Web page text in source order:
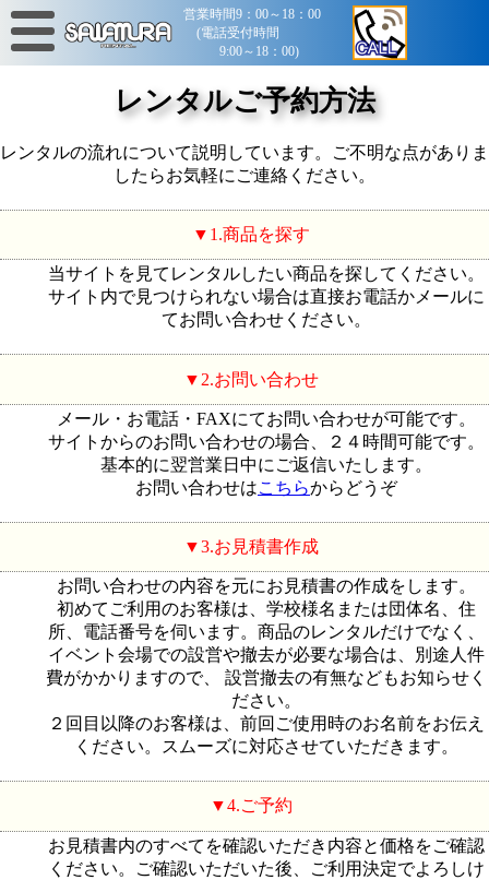
営業時間9：00～18：00
(電話受付時間
9:00～18：00)
レンタルご予約方法
レンタルの流れについて説明しています。ご不明な点がありま
したらお気軽にご連絡ください。
1.商品を探す
当サイトを見てレンタルしたい商品を探してください。
サイト内で見つけられない場合は直接お電話かメールに
てお問い合わせください。
2.お問い合わせ
メール・お電話・FAXにてお問い合わせが可能です。
サイトからのお問い合わせの場合、２４時間可能です。
基本的に翌営業日中にご返信いたします。
お問い合わせはこちらからどうぞ
3.お見積書作成
お問い合わせの内容を元にお見積書の作成をします。
初めてご利用のお客様は、学校様名または団体名、住
所、電話番号を伺います。商品のレンタルだけでなく、
イベント会場での設営や撤去が必要な場合は、別途人件
費がかかりますので、 設営撤去の有無などもお知らせく
ださい。
２回目以降のお客様は、前回ご使用時のお名前をお伝え
ください。スムーズに対応させていただきます。
4.ご予約
お見積書内のすべてを確認いただき内容と価格をご確認
ください。ご確認いただいた後、ご利用決定でよろしけ